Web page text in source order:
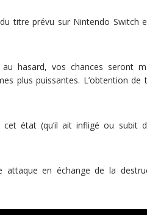
titre prévu sur Nintendo Switch
hasard, vos chances seront
plus puissantes. L’obtention de
cet état (qu’il ait infligé ou subit
en échange de la